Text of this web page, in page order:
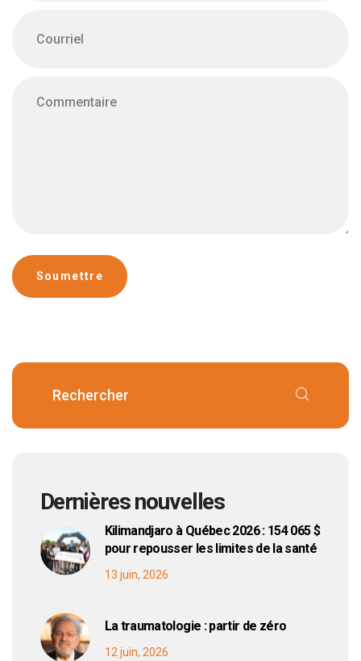
Dernières nouvelles
Kilimandjaro à Québec 2026 : 154 065 $
pour repousser les limites de la santé
13 juin, 2026
La traumatologie : partir de zéro
12 juin, 2026